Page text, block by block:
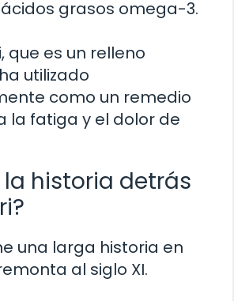
grasos omega-3.
que es un relleno
utilizado
como un remedio
la fatiga y el dolor de
la historia detrás
una larga historia en
al siglo XI.